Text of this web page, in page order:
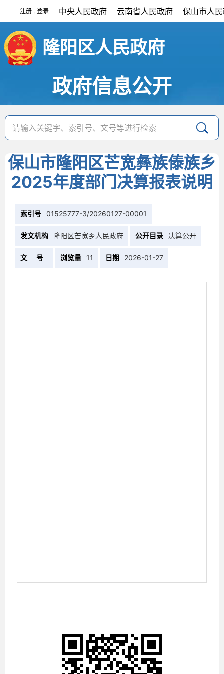
注册 登录 中央人民政府 云南省人民政府 保山市人
隆阳区人民政府
政府信息公开
保山市隆阳区芒宽彝族傣族乡
2025年度部门决算报表说明
索引号 01525777-3/20260127-00001
发文机构 隆阳区芒宽乡人民政府 公开目录 决算公开
文 号 浏览量 11 日期 2026-01-27